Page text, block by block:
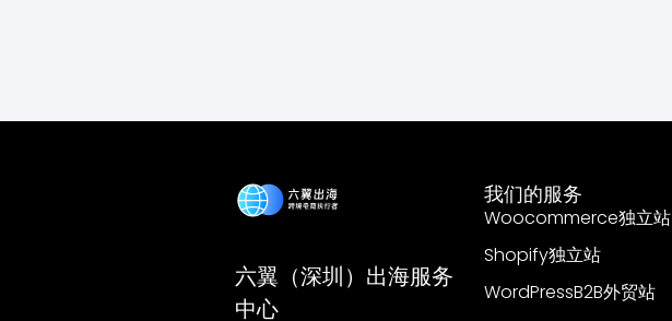
六翼（深圳）出海服务
中心
我们的服务
Woocommerce独立站
Shopify独立站
WordPressB2B外贸站